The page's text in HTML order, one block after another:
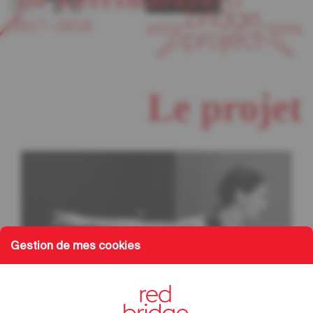
Gestion de mes cookies
Le projet